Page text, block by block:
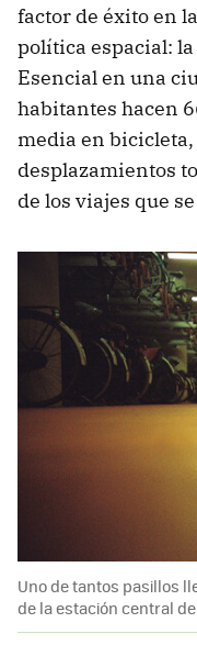
factor de éxito en
política espacial:
Esencial en una
habitantes hacen
media en
desplazamientos
de los viajes que
Uno de tantos pasillos
de la estación central